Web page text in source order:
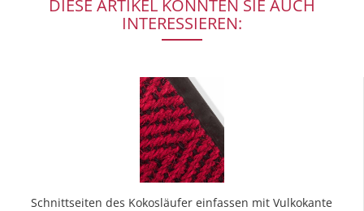
DIESE ARTIKEL KÖNNTEN SIE AUCH
INTERESSIEREN:
Schnittseiten des Kokosläufer einfassen mit Vulkokante